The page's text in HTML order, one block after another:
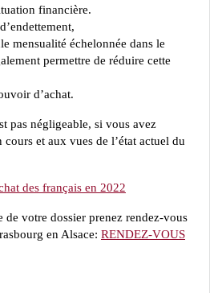
financière.
mensualité échelonnée dans le
permettre de réduire cette
d’achat.
pas négligeable, si vous avez
cours et aux vues de l’état actuel du
des français en 2022
de votre dossier prenez rendez-vous
en Alsace: RENDEZ-VOUS